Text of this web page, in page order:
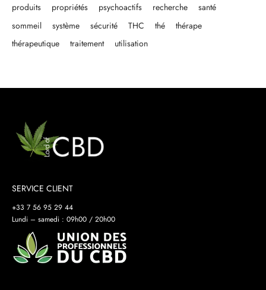
produits
propriétés psychoactifs recherche
santé
sommeil
système sécurité THC thé
thérape
thérapeutique
traitement utilisation
SERVICE CLIENT
+33 7 56 95 29 44
Lundi – samedi : 09h00 / 20h00